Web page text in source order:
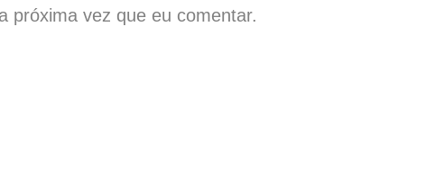
próxima vez que eu comentar.